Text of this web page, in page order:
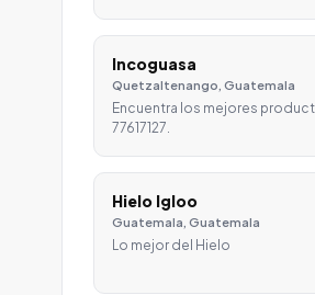
Incoguasa
Quetzaltenango, Guatemala
Encuentra los mejores
77617127.
Hielo Igloo
Guatemala, Guatemala
Lo mejor del Hielo